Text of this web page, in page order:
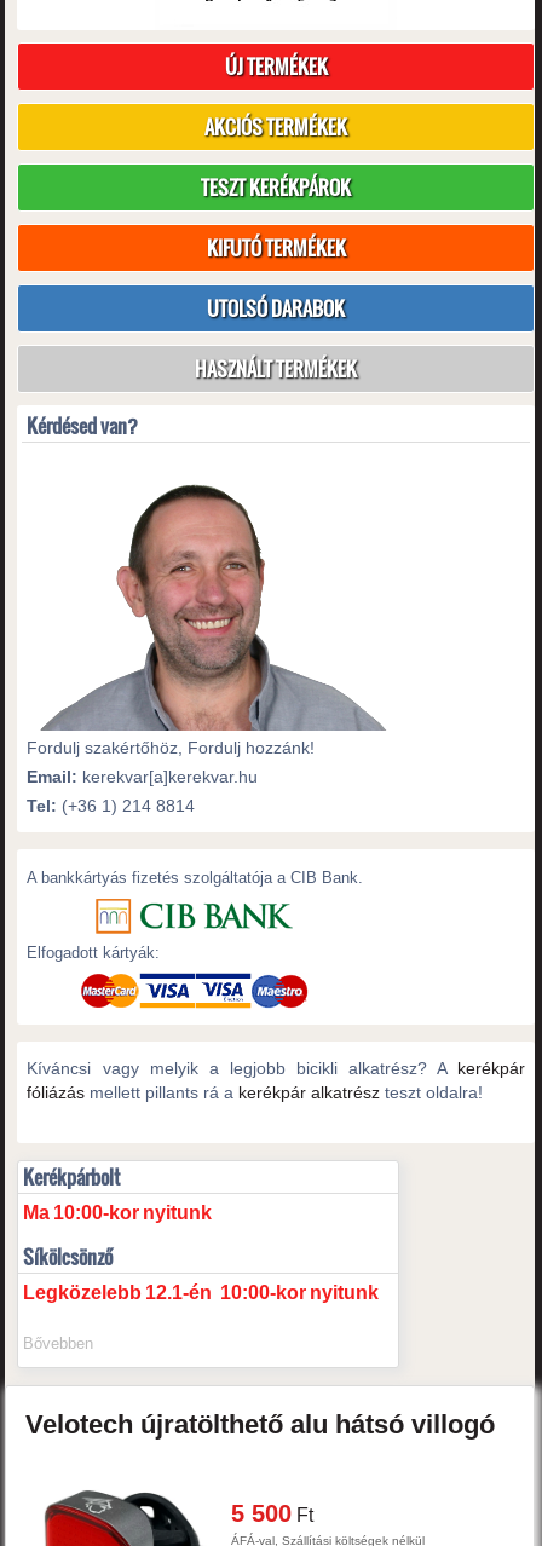
ÚJ TERMÉKEK
AKCIÓS TERMÉKEK
TESZT KERÉKPÁROK
KIFUTÓ TERMÉKEK
UTOLSÓ DARABOK
HASZNÁLT TERMÉKEK
Kérdésed van?
Fordulj szakértőhöz, Fordulj hozzánk!
Email: kerekvar[a]kerekvar.hu
Tel: (+36 1) 214 8814
A bankkártyás fizetés szolgáltatója a CIB Bank.
Elfogadott kártyák:
Kíváncsi vagy melyik a legjobb bicikli alkatrész? A kerékpár
fóliázás mellett pillants rá a kerékpár alkatrész teszt oldalra!
Kerékpárbolt
Ma 10:00-kor nyitunk
Síkölcsönző
Legközelebb 12.1-én 10:00-kor nyitunk
Bővebben
Velotech újratölthető alu hátsó villogó
5 500 Ft
ÁFÁ-val, Szállítási költségek nélkül